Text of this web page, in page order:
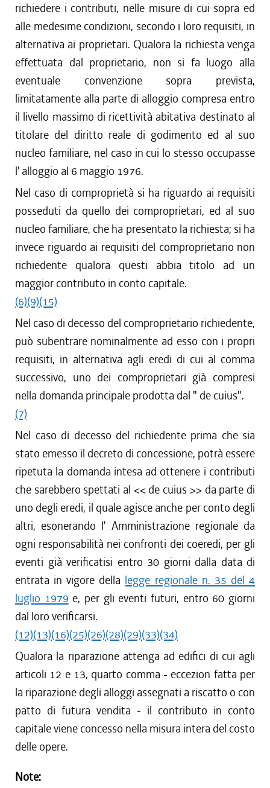
richiedere i contributi, nelle misure di cui sopra ed
alle medesime condizioni, secondo i loro requisiti, in
alternativa ai proprietari. Qualora la richiesta venga
effettuata dal proprietario, non si fa luogo alla
eventuale convenzione sopra prevista,
limitatamente alla parte di alloggio compresa entro
il livello massimo di ricettività abitativa destinato al
titolare del diritto reale di godimento ed al suo
nucleo familiare, nel caso in cui lo stesso occupasse
l' alloggio al 6 maggio 1976.
Nel caso di comproprietà si ha riguardo ai requisiti
posseduti da quello dei comproprietari, ed al suo
nucleo familiare, che ha presentato la richiesta; si ha
invece riguardo ai requisiti del comproprietario non
richiedente qualora questi abbia titolo ad un
maggior contributo in conto capitale.
(6)(9)(15)
Nel caso di decesso del comproprietario richiedente,
può subentrare nominalmente ad esso con i propri
requisiti, in alternativa agli eredi di cui al comma
successivo, uno dei comproprietari già compresi
nella domanda principale prodotta dal " de cuius".
(7)
Nel caso di decesso del richiedente prima che sia
stato emesso il decreto di concessione, potrà essere
ripetuta la domanda intesa ad ottenere i contributi
che sarebbero spettati al << de cuius >> da parte di
uno degli eredi, il quale agisce anche per conto degli
altri, esonerando l' Amministrazione regionale da
ogni responsabilità nei confronti dei coeredi, per gli
eventi già verificatisi entro 30 giorni dalla data di
entrata in vigore della legge regionale n. 35 del 4
luglio 1979 e, per gli eventi futuri, entro 60 giorni
dal loro verificarsi.
(12)(13)(16)(25)(26)(28)(29)(33)(34)
Qualora la riparazione attenga ad edifici di cui agli
articoli 12 e 13, quarto comma - eccezion fatta per
la riparazione degli alloggi assegnati a riscatto o con
patto di futura vendita - il contributo in conto
capitale viene concesso nella misura intera del costo
delle opere.
Note: